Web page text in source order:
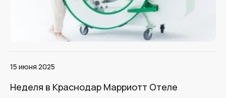
15 июня 2025
Неделя в Краснодар Марриотт Отеле